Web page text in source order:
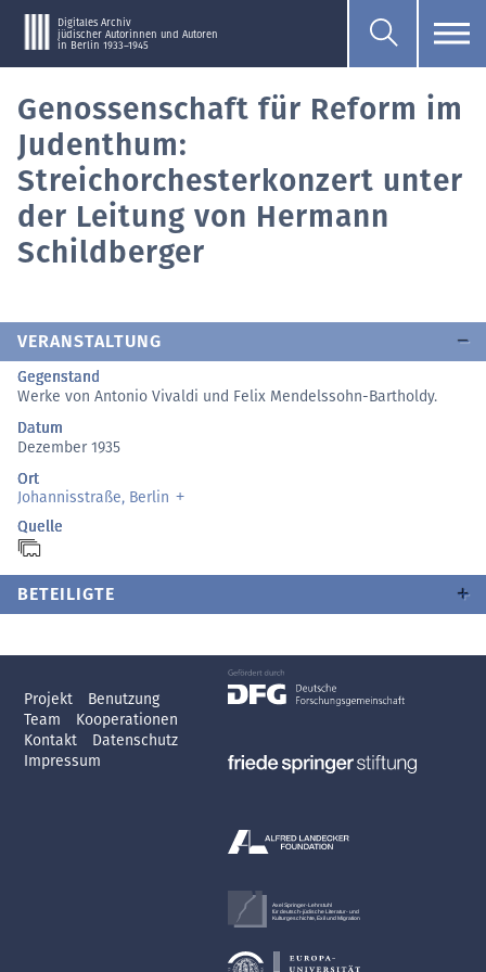
Digitales Archiv
jüdischer Autorinnen und Autoren
in Berlin 1933–1945
Genossenschaft für Reform im
Judenthum:
Streichorchesterkonzert unter
der Leitung von Hermann
Schildberger
VERANSTALTUNG
Gegenstand
Werke von Antonio Vivaldi und Felix Mendelssohn-Bartholdy.
Datum
Dezember 1935
Ort
Johannisstraße, Berlin
Quelle
BETEILIGTE
Projekt
Benutzung
Team
Kooperationen
Kontakt
Datenschutz
Impressum
Axel Springer-Lehrstuhl
für deutsch-jüdische Literatur- und
Kulturgeschichte, Exil und Migration